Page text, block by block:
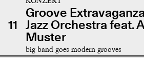
11
Groove
Jazz Orchestra feat.
Muster
big band goes modern grooves